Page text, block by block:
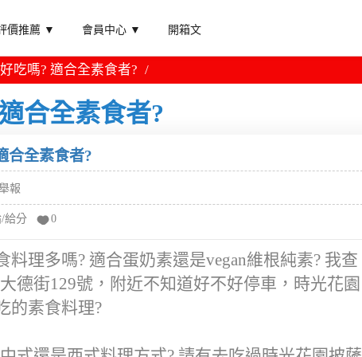
價推薦 ▼ 會員中心 ▼ 開箱文
吃嗎? 適合全素食者?
合全素食者?
合全素食者?
報
給分 0
料理多嗎? 適合蛋奶素還是vegan維根純素? 我查
德街129號，附近不知道好不好停車，時光花園
的素食料理?